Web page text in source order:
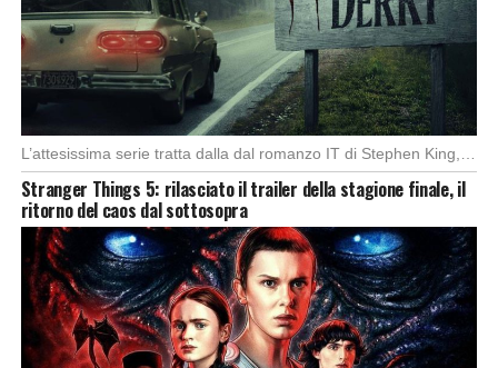
Stranger Things 5: rilasciato il trailer della stagione finale, il
ritorno del caos dal sottosopra